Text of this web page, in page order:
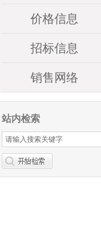
价格信息
招标信息
销售网络
站内检索